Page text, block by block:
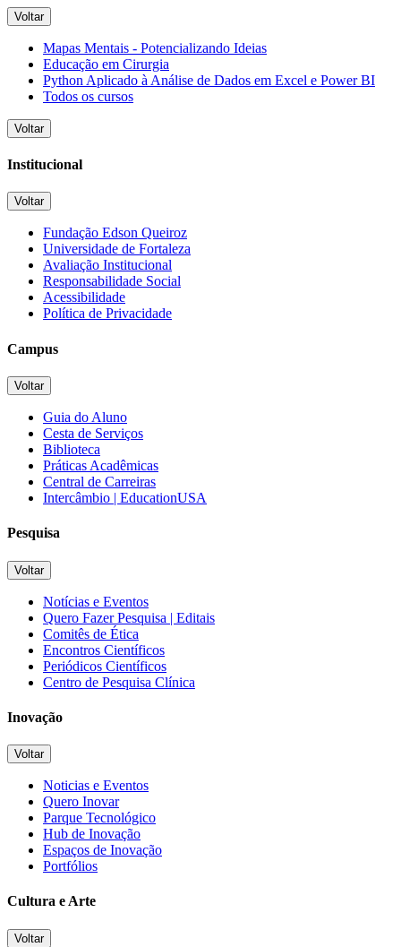
Voltar
Mapas Mentais - Potencializando Ideias
Educação em Cirurgia
Python Aplicado à Análise de Dados em Excel e Power BI
Todos os cursos
Voltar
Institucional
Voltar
Fundação Edson Queiroz
Universidade de Fortaleza
Avaliação Institucional
Responsabilidade Social
Acessibilidade
Política de Privacidade
Campus
Voltar
Guia do Aluno
Cesta de Serviços
Biblioteca
Práticas Acadêmicas
Central de Carreiras
Intercâmbio | EducationUSA
Pesquisa
Voltar
Notícias e Eventos
Quero Fazer Pesquisa | Editais
Comitês de Ética
Encontros Científicos
Periódicos Científicos
Centro de Pesquisa Clínica
Inovação
Voltar
Noticias e Eventos
Quero Inovar
Parque Tecnológico
Hub de Inovação
Espaços de Inovação
Portfólios
Cultura e Arte
Voltar